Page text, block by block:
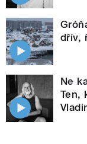
dřív,
Ne
Ten,